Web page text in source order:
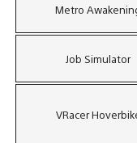
Metro
Job Simulator
VRacer